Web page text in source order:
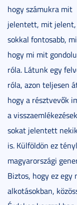
hogy számukra mit
jelentett, mit jelent,
sokkal fontosabb,
hogy mi mit
róla. Látunk egy
róla, azon teljesen
hogy a résztvevők
a
sokat jelentett
is. Külföldön ez
magyarországi
Biztos, hogy ez
alkotásokban,